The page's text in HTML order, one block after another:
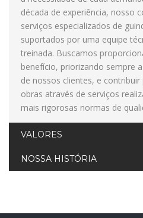
década de experiência, nosso
serviços especializados de
suportados por uma equipe
treinada. Buscamos
benefício, priorizando sempre
de nossos clientes, e
obras através de serviços
mais rigorosas normas de
VALORES
NOSSA HISTÓRIA